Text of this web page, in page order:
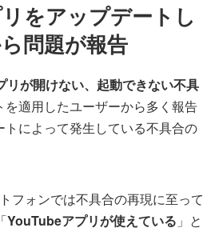
をアップデートし
問題が報告
が開けない、起動できない不具
を適用したユーザーから多く報告
トによって発生している不具合の
フォンでは不具合の再現に至って
YouTubeアプリが使えている 」と